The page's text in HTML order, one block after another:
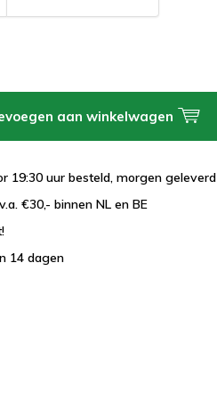
aan winkelwagen
19:30 uur besteld, morgen geleverd
€30,- binnen NL en BE
14 dagen